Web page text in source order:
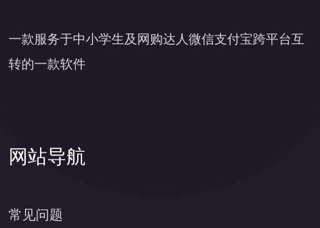
一款服务于中小学生及网购达人微信支付宝跨平台互
转的一款软件
网站导航
常见问题